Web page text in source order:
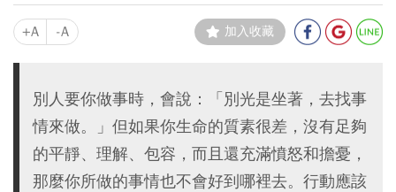
+A -A 加入收藏
別人要你做事時，會說：「別光是坐著，去找事
情來做。」但如果你生命的質素很差，沒有足夠
的平靜、理解、包容，而且還充滿憤怒和擔憂，
那麼你所做的事情也不會好到哪裡去。行動應該